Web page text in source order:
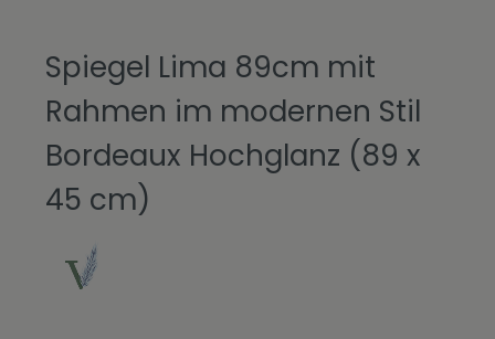
Spiegel Lima 89cm mit
Rahmen im modernen Stil
Bordeaux Hochglanz (89 x
45 cm)